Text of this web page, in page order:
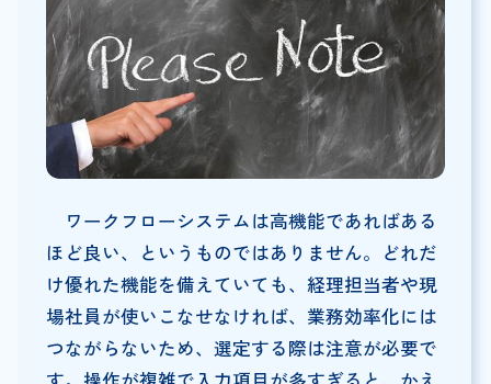
ワークフローシステムは高機能であればある
ほど良い、というものではありません。どれだ
け優れた機能を備えていても、経理担当者や現
場社員が使いこなせなければ、業務効率化には
つながらないため、選定する際は注意が必要で